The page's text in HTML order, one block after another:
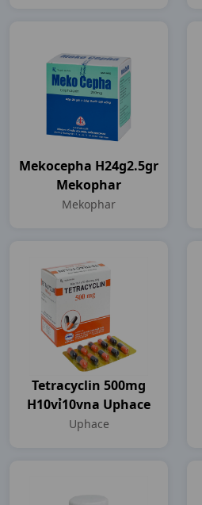
Mekocepha H24g2.5gr
Mekophar
Mekophar
Tetracyclin 500mg
H10vỉ10vna Uphace
Uphace